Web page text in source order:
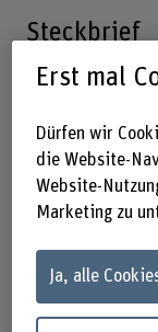
Steckbrief
Institut(e)
Agronomie
Boden und
Erst mal
Dürfen wir
die Website-
Website-
Marketing zu
Ja, alle